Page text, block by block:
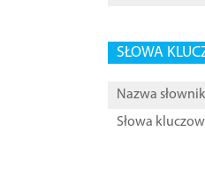
SŁOWA
Nazwa
Słowa